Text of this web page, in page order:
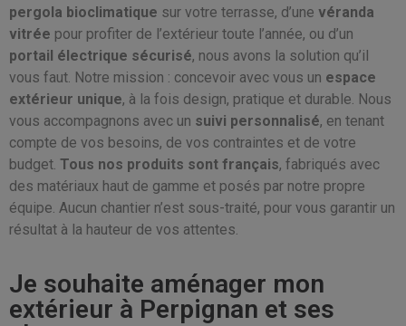
pergola bioclimatique sur votre terrasse, d’une véranda
vitrée pour profiter de l’extérieur toute l’année, ou d’un
portail électrique sécurisé, nous avons la solution qu’il
vous faut. Notre mission : concevoir avec vous un espace
extérieur unique, à la fois design, pratique et durable. Nous
vous accompagnons avec un suivi personnalisé, en tenant
compte de vos besoins, de vos contraintes et de votre
budget. Tous nos produits sont français, fabriqués avec
des matériaux haut de gamme et posés par notre propre
équipe. Aucun chantier n’est sous-traité, pour vous garantir un
résultat à la hauteur de vos attentes.
Je souhaite aménager mon
extérieur à Perpignan et ses